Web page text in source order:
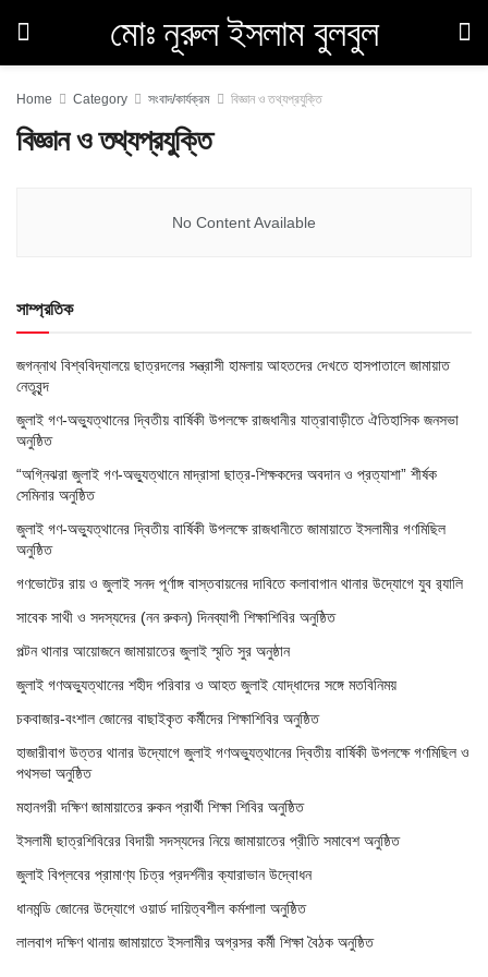
মোঃ নূরুল ইসলাম বুলবুল
Home Category সংবাদ/কার্যক্রম বিজ্ঞান ও তথ্যপ্রযুক্তি
বিজ্ঞান ও তথ্যপ্রযুক্তি
No Content Available
সাম্প্রতিক
জগন্নাথ বিশ্ববিদ্যালয়ে ছাত্রদলের সন্ত্রাসী হামলায় আহতদের দেখতে হাসপাতালে জামায়াত
নেতৃবৃন্দ
জুলাই গণ-অভ্যুত্থানের দ্বিতীয় বার্ষিকী উপলক্ষে রাজধানীর যাত্রাবাড়ীতে ঐতিহাসিক জনসভা
অনুষ্ঠিত
“অগ্নিঝরা জুলাই গণ-অভ্যুত্থানে মাদ্রাসা ছাত্র-শিক্ষকদের অবদান ও প্রত্যাশা” শীর্ষক
সেমিনার অনুষ্ঠিত
জুলাই গণ-অভ্যুত্থানের দ্বিতীয় বার্ষিকী উপলক্ষে রাজধানীতে জামায়াতে ইসলামীর গণমিছিল
অনুষ্ঠিত
গণভোটের রায় ও জুলাই সনদ পূর্ণাঙ্গ বাস্তবায়নের দাবিতে কলাবাগান থানার উদ্যোগে যুব র‌্যালি
সাবেক সাথী ও সদস্যদের (নন রুকন) দিনব্যাপী শিক্ষাশিবির অনুষ্ঠিত
পল্টন থানার আয়োজনে জামায়াতের জুলাই স্মৃতি সুর অনুষ্ঠান
জুলাই গণঅভ্যুত্থানের শহীদ পরিবার ও আহত জুলাই যোদ্ধাদের সঙ্গে মতবিনিময়
চকবাজার-বংশাল জোনের বাছাইকৃত কর্মীদের শিক্ষাশিবির অনুষ্ঠিত
হাজারীবাগ উত্তর থানার উদ্যোগে জুলাই গণঅভ্যুত্থানের দ্বিতীয় বার্ষিকী উপলক্ষে গণমিছিল ও
পথসভা অনুষ্ঠিত
মহানগরী দক্ষিণ জামায়াতের রুকন প্রার্থী শিক্ষা শিবির অনুষ্ঠিত
ইসলামী ছাত্রশিবিরের বিদায়ী সদস্যদের নিয়ে জামায়াতের প্রীতি সমাবেশ অনুষ্ঠিত
জুলাই বিপ্লবের প্রামাণ্য চিত্র প্রদর্শনীর ক্যারাভান উদ্বোধন
ধানমন্ডি জোনের উদ্যোগে ওয়ার্ড দায়িত্বশীল কর্মশালা অনুষ্ঠিত
লালবাগ দক্ষিণ থানায় জামায়াতে ইসলামীর অগ্রসর কর্মী শিক্ষা বৈঠক অনুষ্ঠিত